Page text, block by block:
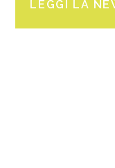
LEGGI LA